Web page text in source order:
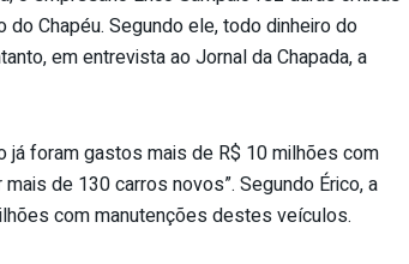
Chapéu. Segundo ele, todo dinheiro do
em entrevista ao Jornal da Chapada, a
foram gastos mais de R$ 10 milhões com
de 130 carros novos”. Segundo Érico, a
com manutenções destes veículos.